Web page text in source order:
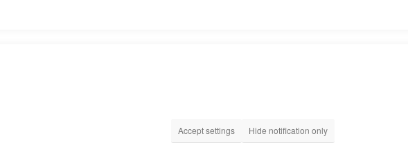
Accept settings Hide notification only